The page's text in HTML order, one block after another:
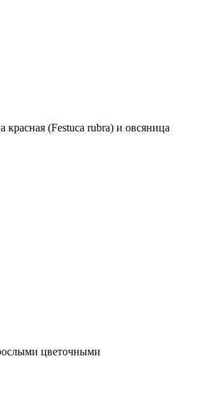
(Festuca rubra) и овсяница
цветочными